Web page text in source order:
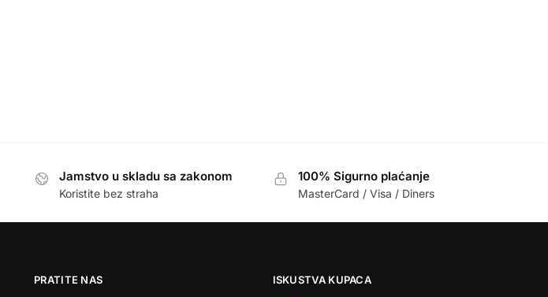
Jamstvo u skladu sa zakonom
Koristite bez straha
100% Sigurno plaćanje
MasterCard / Visa / Diners
PRATITE NAS ISKUSTVA KUPACA